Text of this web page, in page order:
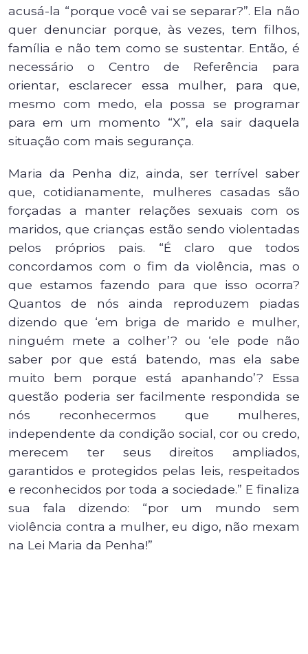
acusá-la “porque você vai se separar?”. Ela não
quer denunciar porque, às vezes, tem filhos,
família e não tem como se sustentar. Então, é
necessário o Centro de Referência para
orientar, esclarecer essa mulher, para que,
mesmo com medo, ela possa se programar
para em um momento “X”, ela sair daquela
situação com mais segurança.
Maria da Penha diz, ainda, ser terrível saber
que, cotidianamente, mulheres casadas são
forçadas a manter relações sexuais com os
maridos, que crianças estão sendo violentadas
pelos próprios pais. “É claro que todos
concordamos com o fim da violência, mas o
que estamos fazendo para que isso ocorra?
Quantos de nós ainda reproduzem piadas
dizendo que ‘em briga de marido e mulher,
ninguém mete a colher’? ou ‘ele pode não
saber por que está batendo, mas ela sabe
muito bem porque está apanhando’? Essa
questão poderia ser facilmente respondida se
nós reconhecermos que mulheres,
independente da condição social, cor ou credo,
merecem ter seus direitos ampliados,
garantidos e protegidos pelas leis, respeitados
e reconhecidos por toda a sociedade.” E finaliza
sua fala dizendo: “por um mundo sem
violência contra a mulher, eu digo, não mexam
na Lei Maria da Penha!”